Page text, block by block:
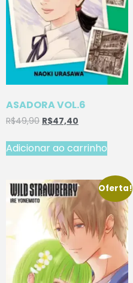
ASADORA VOL.6
R$49,90 R$47,40
Adicionar ao carrinho
Oferta!